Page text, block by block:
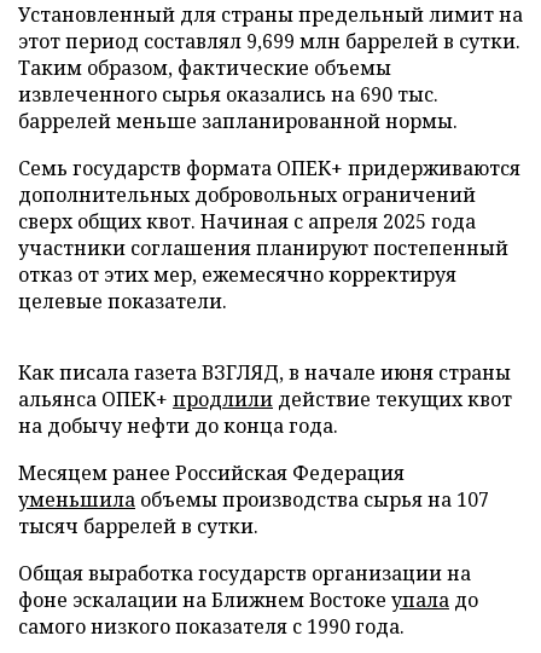
Установленный для страны предельный лимит на
этот период составлял 9,699 млн баррелей в сутки.
Таким образом, фактические объемы
извлеченного сырья оказались на 690 тыс.
баррелей меньше запланированной нормы.
Семь государств формата ОПЕК+ придерживаются
дополнительных добровольных ограничений
сверх общих квот. Начиная с апреля 2025 года
участники соглашения планируют постепенный
отказ от этих мер, ежемесячно корректируя
целевые показатели.
Как писала газета ВЗГЛЯД, в начале июня страны
альянса ОПЕК+ продлили действие текущих квот
на добычу нефти до конца года.
Месяцем ранее Российская Федерация
уменьшила объемы производства сырья на 107
тысяч баррелей в сутки.
Общая выработка государств организации на
фоне эскалации на Ближнем Востоке упала до
самого низкого показателя с 1990 года.